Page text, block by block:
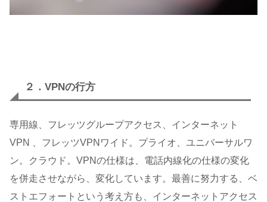
２．VPNの行方
専用線、フレッツグループアクセス、インターネット
VPN 、フレッツVPNワイド。プライオ、ユニバーサルワ
ン。クラウド。VPNの仕様は、電話内線化の仕様の変化
を併走させながら、変化しています。最善に努力する、ベ
ストエフォートという考え方も、インターネットアクセス